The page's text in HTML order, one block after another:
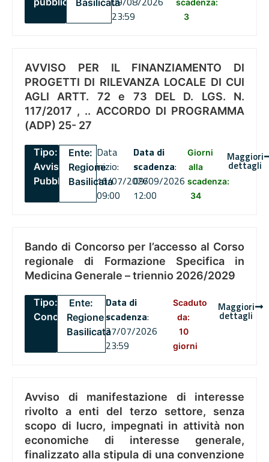
Basilicata
23:59
scadenza:
3
AVVISO PER IL FINANZIAMENTO DI
PROGETTI DI RILEVANZA LOCALE DI CUI
AGLI ARTT. 72 e 73 DEL D. LGS. N.
117/2017 , .. ACCORDO DI PROGRAMMA
(ADP) 25- 27
Tipo:
Avviso
Pubblico
Ente:
Regione
Basilicata
Data
inizio:
16/07/2026
09:00
Data di
scadenza:
09/09/2026
12:00
Giorni
alla
scadenza:
34
Maggiori
dettagli
Bando di Concorso per l’accesso al Corso
regionale di Formazione Specifica in
Medicina Generale – triennio 2026/2029
Tipo:
Concorsi
Ente:
Regione
Basilicata
Data di
scadenza:
27/07/2026
23:59
Scaduto
da:
10
giorni
Maggiori
dettagli
Avviso di manifestazione di interesse
rivolto a enti del terzo settore, senza
scopo di lucro, impegnati in attività non
economiche di interesse generale,
finalizzato alla stipula di una convenzione